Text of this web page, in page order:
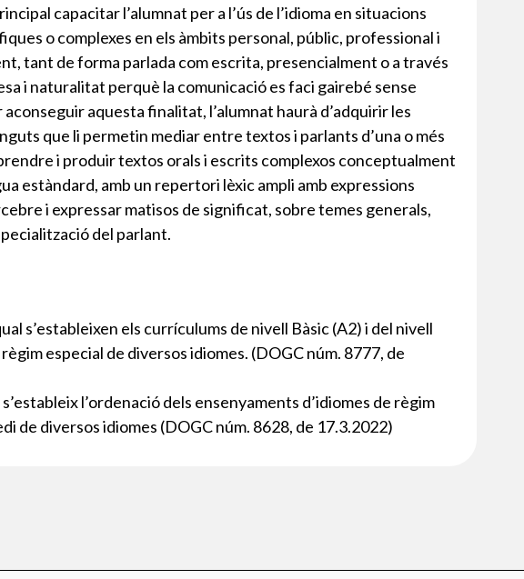
capacitar l’alumnat per a l’ús de l’idioma en situacions
o complexes en els àmbits personal, públic, professional i
tant de forma parlada com escrita, presencialment o a través
i naturalitat perquè la comunicació es faci gairebé sense
aquesta finalitat, l’alumnat haurà d’adquirir les
que li permetin mediar entre textos i parlants d’una o més
i produir textos orals i escrits complexos conceptualment
estàndard, amb un repertori lèxic ampli amb expressions
i expressar matisos de significat, sobre temes generals,
del parlant.
s’estableixen els currículums de nivell Bàsic (A2) i del nivell
especial de diversos idiomes. (DOGC núm. 8777, de
l’ordenació dels ensenyaments d’idiomes de règim
de diversos idiomes (DOGC núm. 8628, de 17.3.2022)